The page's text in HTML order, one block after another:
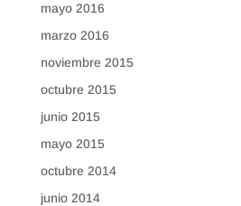
mayo 2016
marzo 2016
noviembre 2015
octubre 2015
junio 2015
mayo 2015
octubre 2014
junio 2014